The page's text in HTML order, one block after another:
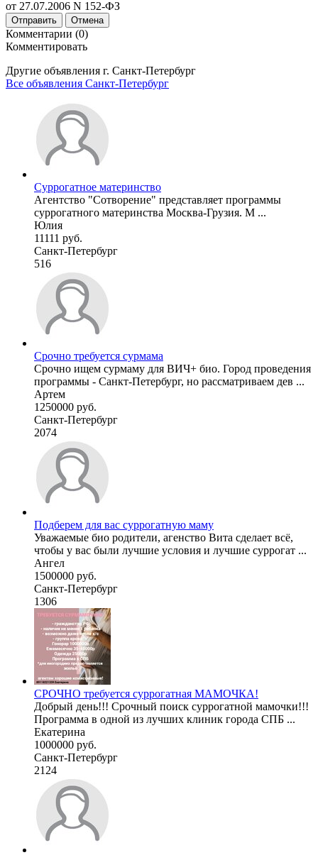
от 27.07.2006 N 152-ФЗ
Отправить Отмена
Комментарии (0)
Комментировать
Другие объявления г. Санкт-Петербург
Все объявления Санкт-Петербург
Суррогатное материнство
Агентство "Сотворение" представляет программы
суррогатного материнства Москва-Грузия. М ...
Юлия
11111 руб.
Санкт-Петербург
516
Срочно требуется сурмама
Срочно ищем сурмаму для ВИЧ+ био. Город проведения
программы - Санкт-Петербург, но рассматриваем дев ...
Артем
1250000 руб.
Санкт-Петербург
2074
Подберем для вас суррогатную маму
Уважаемые био родители, агенство Вита сделает всё,
чтобы у вас были лучшие условия и лучшие суррогат ...
Ангел
1500000 руб.
Санкт-Петербург
1306
СРОЧНО требуется суррогатная МАМОЧКА!
Добрый день!!! Срочный поиск суррогатной мамочки!!!
Программа в одной из лучших клиник города СПБ ...
Екатерина
1000000 руб.
Санкт-Петербург
2124